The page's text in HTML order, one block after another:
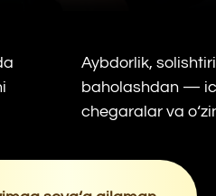
qilaman
eng yaxshi sovg'angiz bo'ladi